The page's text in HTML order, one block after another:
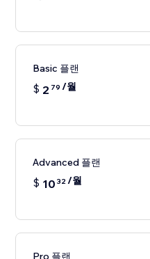
Basic 플랜
$ 2 79 /월
Advanced 플랜
$ 10 32/월
Pro 플랜